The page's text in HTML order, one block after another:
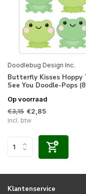
Doodlebug Design Inc.
Butterfly Kisses Hoppy
See You Doodle-Pops
Op voorraad
€3,15 €2,85
Incl. btw
Klantenservice